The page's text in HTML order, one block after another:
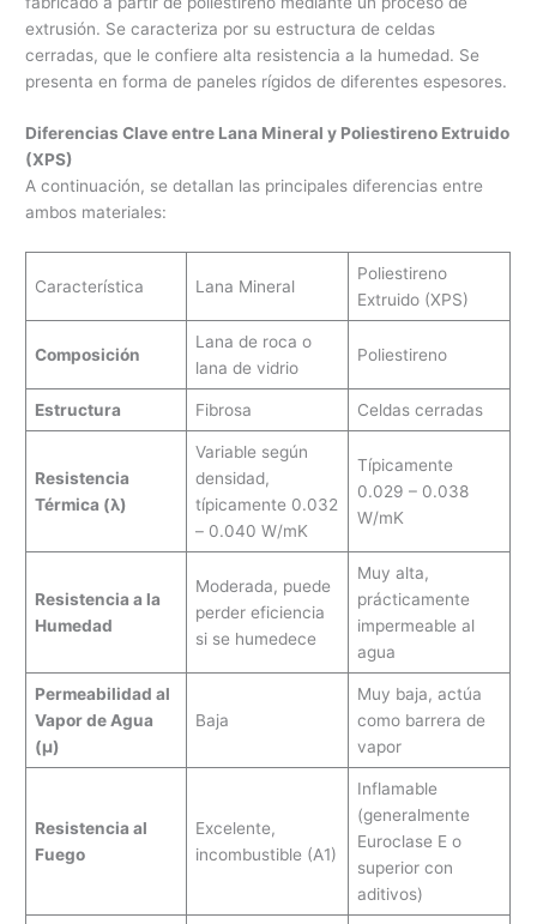
extrusión. Se caracteriza por su estructura de celdas
cerradas, que le confiere alta resistencia a la humedad. Se
presenta en forma de paneles rígidos de diferentes espesores.
Diferencias Clave entre Lana Mineral y Poliestireno Extruido
(XPS)
A continuación, se detallan las principales diferencias entre
ambos materiales:
Característica Lana Mineral
Poliestireno
Extruido (XPS)
Composición
Lana de roca o
lana de vidrio
Poliestireno
Estructura Fibrosa Celdas cerradas
Resistencia
Térmica (λ)
Variable según
densidad,
típicamente 0.032
– 0.040 W/mK
Típicamente
0.029 – 0.038
W/mK
Resistencia a la
Humedad
Moderada, puede
perder eficiencia
si se humedece
Muy alta,
prácticamente
impermeable al
agua
Permeabilidad al
Vapor de Agua
(μ)
Baja
Muy baja, actúa
como barrera de
vapor
Resistencia al
Fuego
Excelente,
incombustible (A1)
Inflamable
(generalmente
Euroclase E o
superior con
aditivos)